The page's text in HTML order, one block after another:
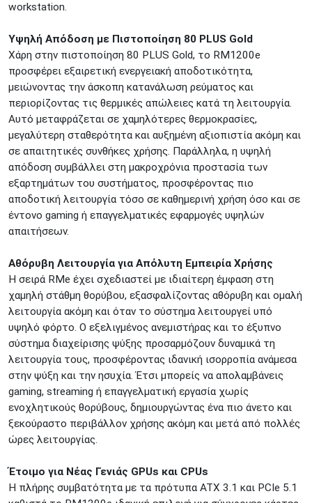
workstation.
Υψηλή Απόδοση με Πιστοποίηση 80 PLUS Gold
Χάρη στην πιστοποίηση 80 PLUS Gold, το RM1200e
προσφέρει εξαιρετική ενεργειακή αποδοτικότητα,
μειώνοντας την άσκοπη κατανάλωση ρεύματος και
περιορίζοντας τις θερμικές απώλειες κατά τη λειτουργία.
Αυτό μεταφράζεται σε χαμηλότερες θερμοκρασίες,
μεγαλύτερη σταθερότητα και αυξημένη αξιοπιστία ακόμη και
σε απαιτητικές συνθήκες χρήσης. Παράλληλα, η υψηλή
απόδοση συμβάλλει στη μακροχρόνια προστασία των
εξαρτημάτων του συστήματος, προσφέροντας πιο
αποδοτική λειτουργία τόσο σε καθημερινή χρήση όσο και σε
έντονο gaming ή επαγγελματικές εφαρμογές υψηλών
απαιτήσεων.
Αθόρυβη Λειτουργία για Απόλυτη Εμπειρία Χρήσης
Η σειρά RMe έχει σχεδιαστεί με ιδιαίτερη έμφαση στη
χαμηλή στάθμη θορύβου, εξασφαλίζοντας αθόρυβη και ομαλή
λειτουργία ακόμη και όταν το σύστημα λειτουργεί υπό
υψηλό φόρτο. Ο εξελιγμένος ανεμιστήρας και το έξυπνο
σύστημα διαχείρισης ψύξης προσαρμόζουν δυναμικά τη
λειτουργία τους, προσφέροντας ιδανική ισορροπία ανάμεσα
στην ψύξη και την ησυχία. Έτσι μπορείς να απολαμβάνεις
gaming, streaming ή επαγγελματική εργασία χωρίς
ενοχλητικούς θορύβους, δημιουργώντας ένα πιο άνετο και
ξεκούραστο περιβάλλον χρήσης ακόμη και μετά από πολλές
ώρες λειτουργίας.
Έτοιμο για Νέας Γενιάς GPUs και CPUs
Η πλήρης συμβατότητα με τα πρότυπα ATX 3.1 και PCIe 5.1